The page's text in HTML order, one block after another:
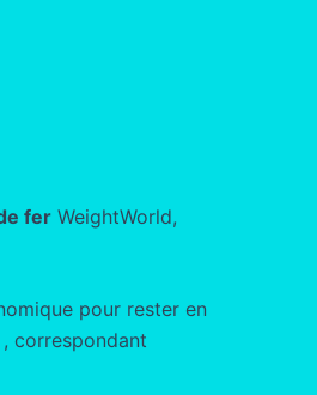
fer WeightWorld,
pour rester en
, correspondant